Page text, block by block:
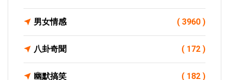
男女情感 ( 3960 )
八卦奇聞 ( 172 )
幽默搞笑 ( 182 )